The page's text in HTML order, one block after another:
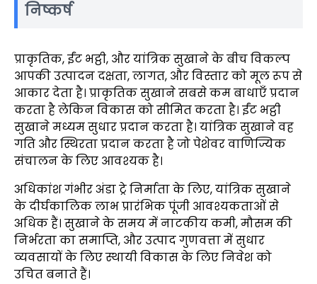
निष्कर्ष
प्राकृतिक, ईंट भट्ठी, और यांत्रिक सुखाने के बीच विकल्प
आपकी उत्पादन दक्षता, लागत, और विस्तार को मूल रूप से
आकार देता है। प्राकृतिक सुखाने सबसे कम बाधाएँ प्रदान
करता है लेकिन विकास को सीमित करता है। ईंट भट्ठी
सुखाने मध्यम सुधार प्रदान करता है। यांत्रिक सुखाने वह
गति और स्थिरता प्रदान करता है जो पेशेवर वाणिज्यिक
संचालन के लिए आवश्यक है।
अधिकांश गंभीर अंडा ट्रे निर्माता के लिए, यांत्रिक सुखाने
के दीर्घकालिक लाभ प्रारंभिक पूंजी आवश्यकताओं से
अधिक हैं। सुखाने के समय में नाटकीय कमी, मौसम की
निर्भरता का समाप्ति, और उत्पाद गुणवत्ता में सुधार
व्यवसायों के लिए स्थायी विकास के लिए निवेश को
उचित बनाते हैं।